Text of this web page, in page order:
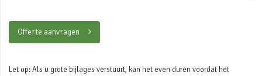
Offerte aanvragen
Let op: Als u grote bijlages verstuurt, kan het even duren voordat het